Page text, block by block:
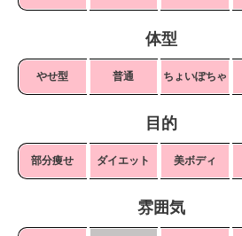
体型
やせ型 普通 ちょいぽちゃ
目的
部分痩せ ダイエット 美ボディ
雰囲気